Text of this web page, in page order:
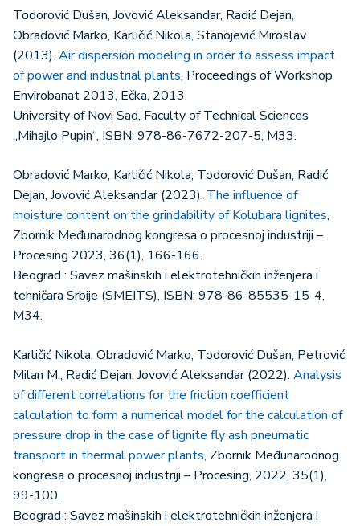
Todorović Dušan, Jovović Aleksandar, Radić Dejan,
Obradović Marko, Karličić Nikola, Stanojević Miroslav
(2013). Air dispersion modeling in order to assess impact
of power and industrial plants, Proceedings of Workshop
Envirobanat 2013, Ečka, 2013.
University of Novi Sad, Faculty of Technical Sciences
„Mihajlo Pupin“, ISBN: 978-86-7672-207-5, M33.
Obradović Marko, Karličić Nikola, Todorović Dušan, Radić
Dejan, Jovović Aleksandar (2023). The influence of
moisture content on the grindability of Kolubara lignites,
Zbornik Međunarodnog kongresa o procesnoj industriji –
Procesing 2023, 36(1), 166-166.
Beograd : Savez mašinskih i elektrotehničkih inženjera i
tehničara Srbije (SMEITS), ISBN: 978-86-85535-15-4,
M34.
Karličić Nikola, Obradović Marko, Todorović Dušan, Petrović
Milan М., Radić Dejan, Jovović Aleksandar (2022). Analysis
of different correlations for the friction coefficient
calculation to form a numerical model for the calculation of
pressure drop in the case of lignite fly ash pneumatic
transport in thermal power plants, Zbornik Međunarodnog
kongresa o procesnoj industriji – Procesing, 2022, 35(1),
99-100.
Beograd : Savez mašinskih i elektrotehničkih inženjera i